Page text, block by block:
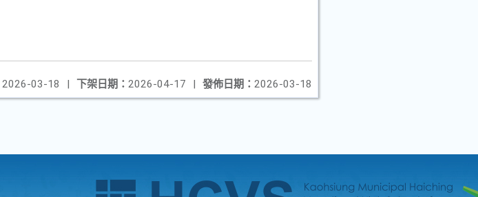
發佈日期： 2026-03-18
下架日期： 2026-04-17 |
2026-03-18 |